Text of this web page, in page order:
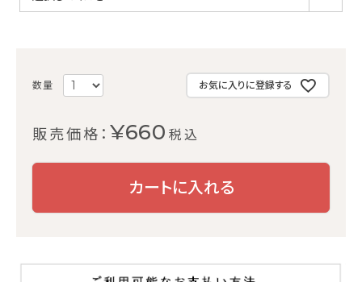
お気に入りに登録する
¥660 税込
カートに入れる